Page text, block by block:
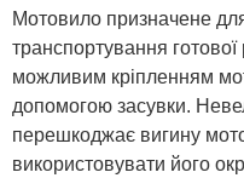
Мотовило призначене
транспортування готової
можливим кріпленням
допомогою засувки.
перешкоджає вигину
використовувати його